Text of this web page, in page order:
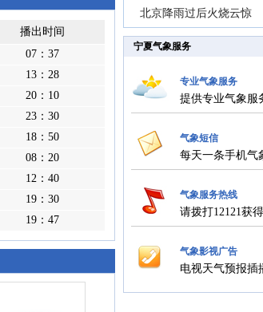
气象助力 精准脱贫
宁夏贺兰山特大暴
雨气象服务纪实
稳致远 守护一方平
播出时间
07：37
13：28
20：10
23：30
18：50
08：20
12：40
19：30
19：47
观
北京降雨过后火烧云惊
现
宁夏气象服务
专业气象服务
提供专业气象服
气象短信
每天一条手机气
气象服务热线
请拨打12121获
气象影视广告
电视天气预报插